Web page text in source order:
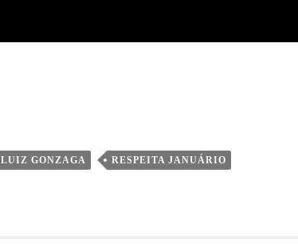
LUIZ GONZAGA RESPEITA JANUÁRIO